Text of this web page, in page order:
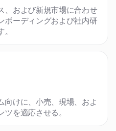
、および新規市場に合わせ
ボーディングおよび社内研
向けに、小売、現場、およ
を適応させる。